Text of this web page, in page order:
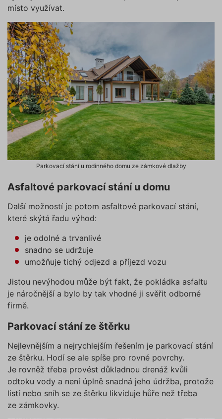
místo využívat.
​​Parkovací stání u rodinného domu ze zámkové dlažby
Asfaltové parkovací stání u domu
Další možností je potom asfaltové parkovací stání,
které skýtá řadu výhod:
je odolné a trvanlivé
snadno se udržuje
umožňuje tichý odjezd a příjezd vozu
Jistou nevýhodou může být fakt, že pokládka asfaltu
je náročnější a bylo by tak vhodné ji svěřit odborné
firmě.
Parkovací stání ze štěrku
Nejlevnějším a nejrychlejším řešením je parkovací stání
ze štěrku. Hodí se ale spíše pro rovné povrchy.
Je rovněž třeba provést důkladnou drenáž kvůli
odtoku vody a není úplně snadná jeho údržba, protože
listí nebo sníh se ze štěrku likviduje hůře než třeba
ze zámkovky.